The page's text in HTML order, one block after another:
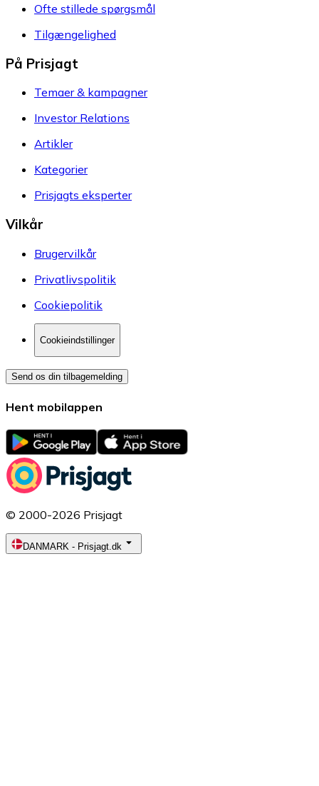
Ofte stillede spørgsmål
Tilgængelighed
På Prisjagt
Temaer & kampagner
Investor Relations
Artikler
Kategorier
Prisjagts eksperter
Vilkår
Brugervilkår
Privatlivspolitik
Cookiepolitik
Cookieindstillinger
Send os din tilbagemelding
Hent mobilappen
© 2000-2026 Prisjagt
DANMARK - Prisjagt.dk